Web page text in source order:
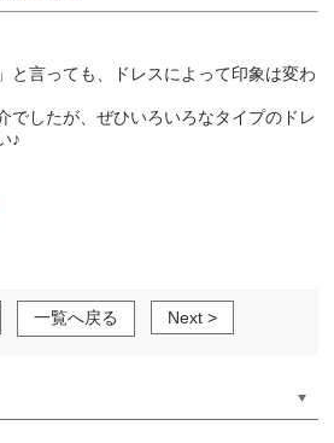
と言っても、ドレスによって印象は変わ
でしたが、ぜひいろいろなタイプのドレ
♪
一覧へ戻る Next >